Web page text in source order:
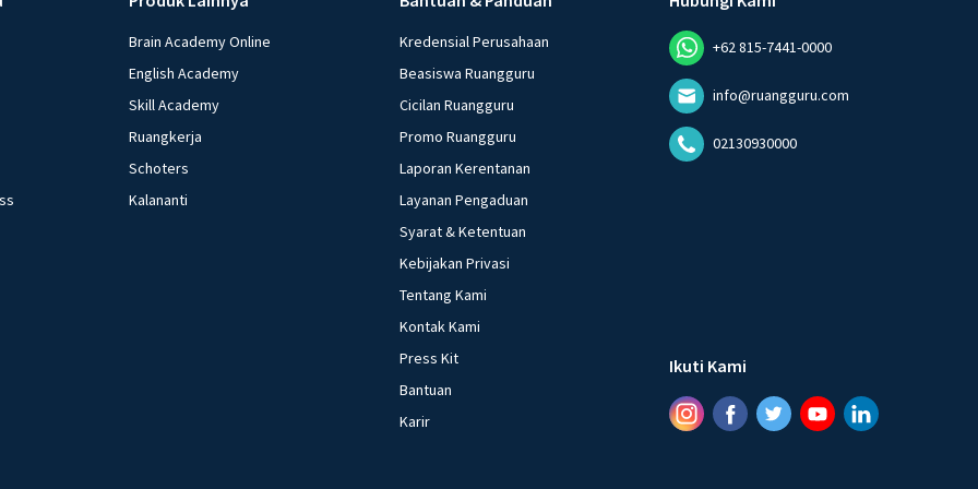
Brain Academy Online
English Academy
Skill Academy
Ruangkerja
Schoters
Kalananti
Kredensial Perusahaan
Beasiswa Ruangguru
Cicilan Ruangguru
Promo Ruangguru
Laporan Kerentanan
Layanan Pengaduan
Syarat & Ketentuan
Kebijakan Privasi
Tentang Kami
Kontak Kami
Press Kit
Bantuan
Karir
+62 815-7441-0000
info@ruangguru.com
02130930000
Ikuti Kami